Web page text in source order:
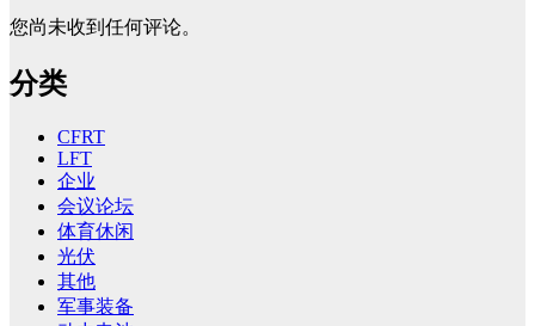
您尚未收到任何评论。
分类
CFRT
LFT
企业
会议论坛
体育休闲
光伏
其他
军事装备